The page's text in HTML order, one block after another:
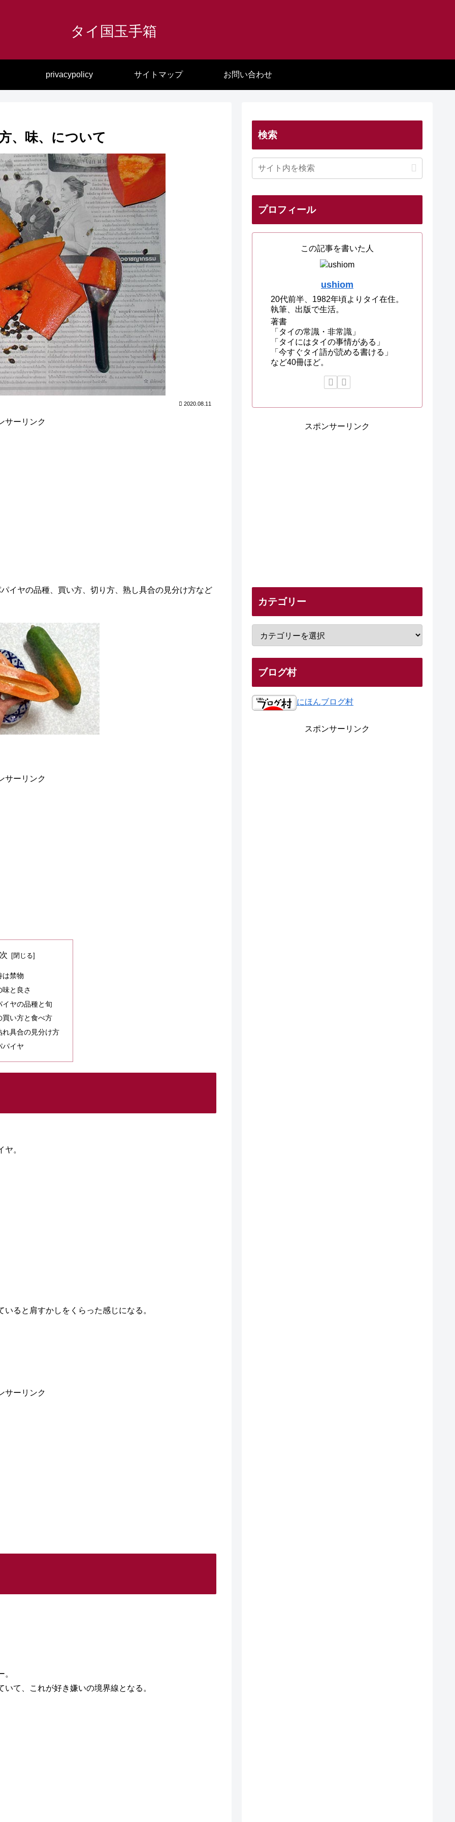
タイ国玉手箱
privacypolicy サイトマップ お問い合わせ
、味、について
2020.08.11
サーリンク
イヤの品種、買い方、切り方、熟し具合の見分け方など
サーリンク
は禁物
と良さ
イヤの品種と旬
買い方と食べ方
れ具合の見分け方
パイヤ
。
ると肩すかしをくらった感じになる。
サーリンク
て、これが好き嫌いの境界線となる。
検索
プロフィール
この記事を書いた人
ushiom
20代前半、1982年頃よりタイ在住。
執筆、出版で生活。
著書
「タイの常識・非常識」
「タイにはタイの事情がある」
「今すぐタイ語が読める書ける」
など40冊ほど。
スポンサーリンク
カテゴリー
ブログ村
にほんブログ村
スポンサーリンク